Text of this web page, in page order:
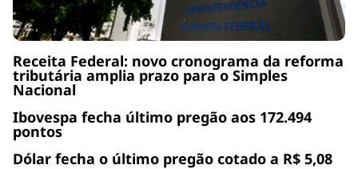
Receita Federal: novo cronograma da reforma
tributária amplia prazo para o Simples
Nacional
Ibovespa fecha último pregão aos 172.494
pontos
Dólar fecha o último pregão cotado a R$ 5,08